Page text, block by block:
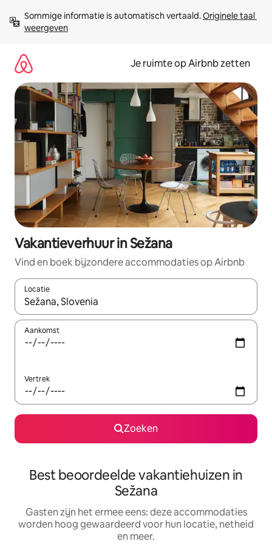
direct
naar
Sommige informatie is automatisch vertaald. Originele taal
weergeven
Je ruimte op Airbnb zetten
Vakantieverhuur in Sežana
Vind en boek bijzondere accommodaties op Airbnb
Locatie
Wanneer er suggesties beschikbaar zijn, maak je een keuze
Aankomst
Vertrek
Zoeken
Best beoordeelde vakantiehuizen in
Sežana
Gasten zijn het ermee eens: deze accommodaties
worden hoog gewaardeerd voor hun locatie, netheid
en meer.